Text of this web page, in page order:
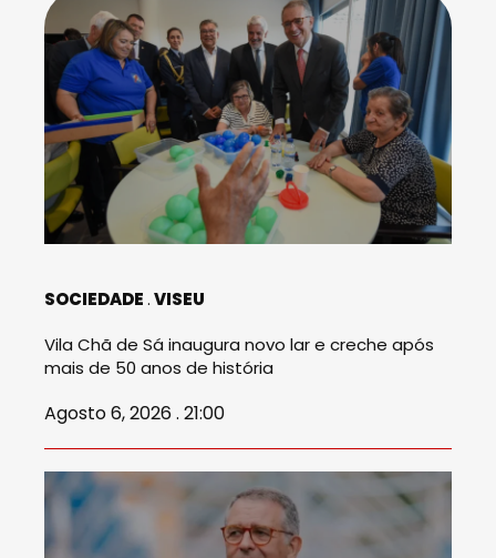
SOCIEDADE VISEU
Vila Chã de Sá inaugura novo lar e creche após
mais de 50 anos de história
Agosto 6, 2026 . 21:00